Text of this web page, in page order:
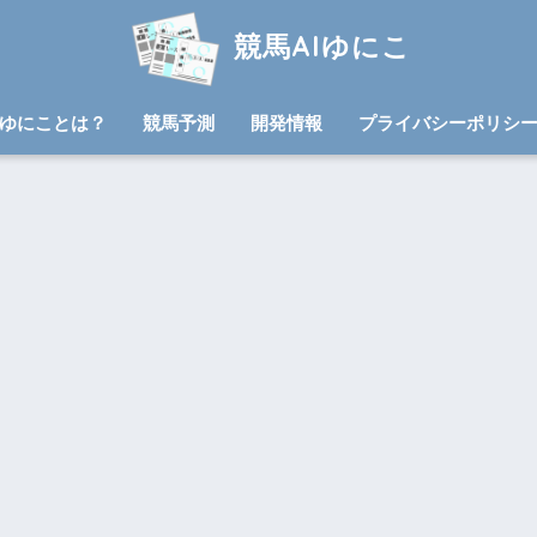
競馬AIゆにこ
ゆにことは？ 競馬予測 開発情報 プライバシーポリシ